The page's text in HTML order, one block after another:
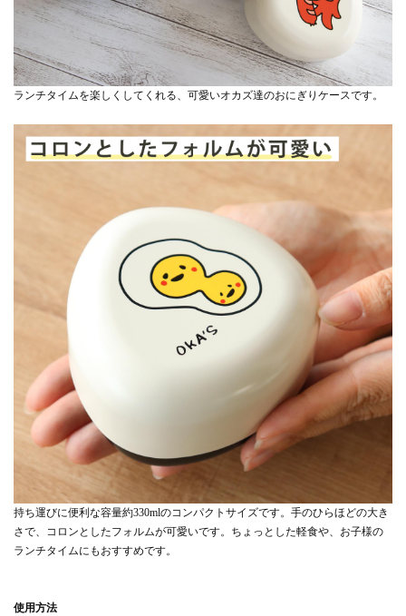
ランチタイムを楽しくしてくれる、可愛いオカズ達のおにぎりケースです。
持ち運びに便利な容量約330mlのコンパクトサイズです。手のひらほどの大き
さで、コロンとしたフォルムが可愛いです。ちょっとした軽食や、お子様の
ランチタイムにもおすすめです。
使用方法